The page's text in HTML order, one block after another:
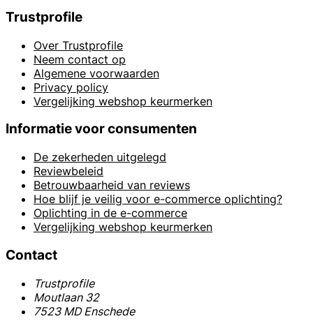
Trustprofile
Over Trustprofile
Neem contact op
Algemene voorwaarden
Privacy policy
Vergelijking webshop keurmerken
Informatie voor consumenten
De zekerheden uitgelegd
Reviewbeleid
Betrouwbaarheid van reviews
Hoe blijf je veilig voor e-commerce oplichting?
Oplichting in de e-commerce
Vergelijking webshop keurmerken
Contact
Trustprofile
Moutlaan 32
7523 MD Enschede